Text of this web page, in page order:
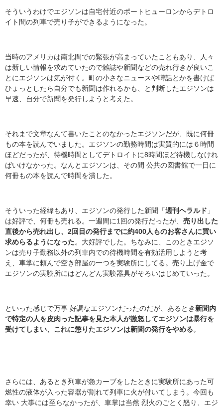
そういうわけでエジソンは自宅付近のポートヒューロンからデトロ
イト間の列車で売り子ができるようになった。
当時のアメリカは南北間での緊張が高まっていたこともあり、人々
は新しい情報を求めていたので雑誌や新聞などの売れ行きが良いこ
とにエジソンは気が付く。町の小さなニュースや噂話とかを書けば
ひょっとしたら自分でも新聞は作れるかも、と判断したエジソンは
早速、自分で新聞を発行しようと考えた。
それまで文章なんて書いたことのなかったエジソンだが、既に何冊
もの本を読んでいました。エジソンの勤務時間は実質的には６時間
ほどだったが、待機時間としてデトロイトに8時間ほど待機しなけれ
ばいけなかった。なんとエジソンは、その間 公共の図書館で一日に
何冊もの本を読んで時間を潰した。
そういった経緯もあり、エジソンの発行した新聞「 週刊ヘラルド 」
は好評で、何冊も売れる。一週間に1回の発行だったが、 売り出した
直後から売れ出し、2回目の発行までに約400人ものお客さんに買い
求めらるようになった 。大好評でした。ちなみに、このときエジソ
ンは売り子勤務以外の列車内での待機時間を有効活用しようと考
え、車掌に頼んで空き部屋の一つを実験所にしてる。売り上げ金で
エジソンの実験所にはどんどん実験器具がそろいはじめていった。
といった感じで万事 好調なエジソンだったのだが、あるとき 新聞内
で特定の人を皮肉った記事を見た本人が激怒してエジソンは暴行を
受けてしまい、これに懲りたエジソンは新聞の発行をやめる 。
さらには、あるとき列車が急カーブをしたときに実験所にあった可
燃性の液体が入った容器が割れて列車に火が付いてしまう。今回も
幸い 大事には至らなかったが、車掌は当然 烈火のごとく怒り、エジ